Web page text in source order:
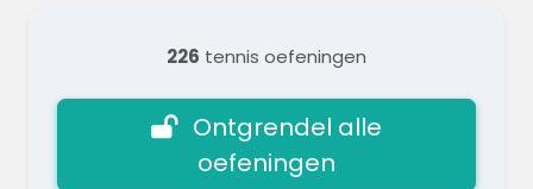
226 tennis oefeningen
Ontgrendel alle
oefeningen